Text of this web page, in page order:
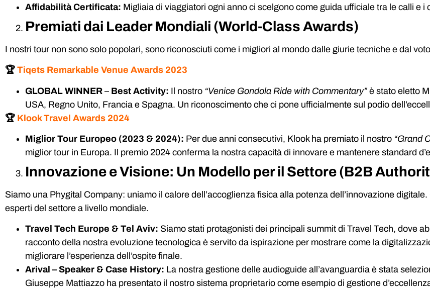
Affidabilità Certificata: Migliaia di viaggiatori ogni anno ci scelgono come guida ufficiale tra le calli e i
Premiati dai Leader Mondiali (World-Class Awards)
I nostri tour non sono solo popolari, sono riconosciuti come i migliori al mondo dalle giurie tecniche e dal
🏆 Tiqets Remarkable Venue Awards 2023
GLOBAL WINNER – Best Activity: Il nostro “Venice Gondola Ride with Commentary” è stato eletto
USA, Regno Unito, Francia e Spagna. Un riconoscimento che ci pone ufficialmente sul podio
🏆 Klook Travel Awards 2024
Miglior Tour Europeo (2023 & 2024): Per due anni consecutivi, Klook ha premiato il nostro “Grand
miglior tour in Europa. Il premio 2024 conferma la nostra capacità di innovare e mantenere standard
Innovazione e Visione: Un Modello per il Settore (B2B
Siamo una Phygital Company: uniamo il calore dell’accoglienza fisica alla potenza dell’innovazione
esperti del settore a livello mondiale.
Travel Tech Europe & Tel Aviv: Siamo stati protagonisti dei principali summit di Travel Tech, dove
racconto della nostra evoluzione tecnologica è servito da ispirazione per mostrare come la
migliorare l’esperienza dell’ospite finale.
Arival – Speaker & Case History: La nostra gestione delle audioguide all’avanguardia è stata
Giuseppe Mattiazzo ha presentato il nostro sistema proprietario come esempio di gestione